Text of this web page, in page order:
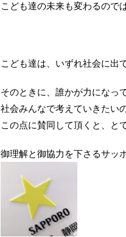
こども達の未来も変わるので
こども達は、いずれ社会に出
そのときに、誰かが力になっ
社会みんなで考えていきたい
この点に賛同して頂くと、と
御理解と御協力を下さるサッ